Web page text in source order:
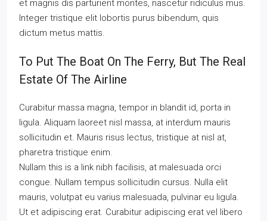
et magnis dis parturient montes, nascetur ridiculus mus.
Integer tristique elit lobortis purus bibendum, quis
dictum metus mattis.
To Put The Boat On The Ferry, But The Real
Estate Of The Airline
Curabitur massa magna, tempor in blandit id, porta in
ligula. Aliquam laoreet nisl massa, at interdum mauris
sollicitudin et. Mauris risus lectus, tristique at nisl at,
pharetra tristique enim.
Nullam this is a link nibh facilisis, at malesuada orci
congue. Nullam tempus sollicitudin cursus. Nulla elit
mauris, volutpat eu varius malesuada, pulvinar eu ligula.
Ut et adipiscing erat. Curabitur adipiscing erat vel libero